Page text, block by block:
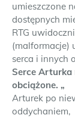
umieszczone
dostępnych
RTG
(malformacje)
serca i innych
Serce Arturka
obciążone. „
Arturek po
oddychaniem,